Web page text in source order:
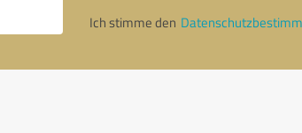
Ich stimme den